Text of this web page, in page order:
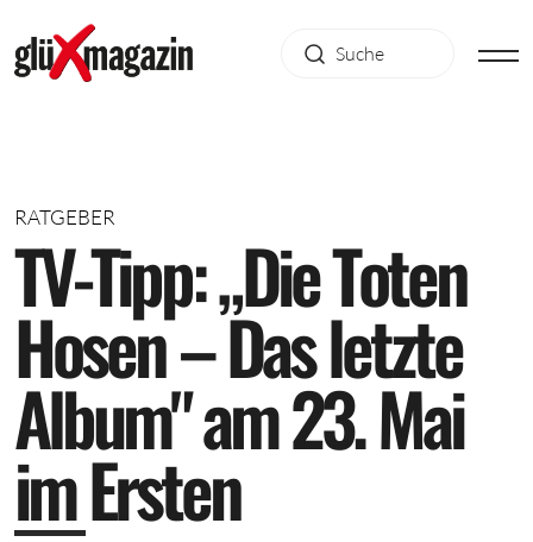
RATGEBER
TV-Tipp:„DieToten
Hosen–Dasletzte
Album"am23.Mai
imErsten